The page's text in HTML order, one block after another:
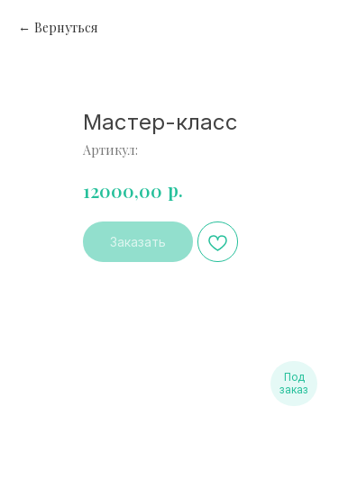
Вернуться
Мастер-класс
Артикул:
12000,00 р.
Заказать
Под
заказ